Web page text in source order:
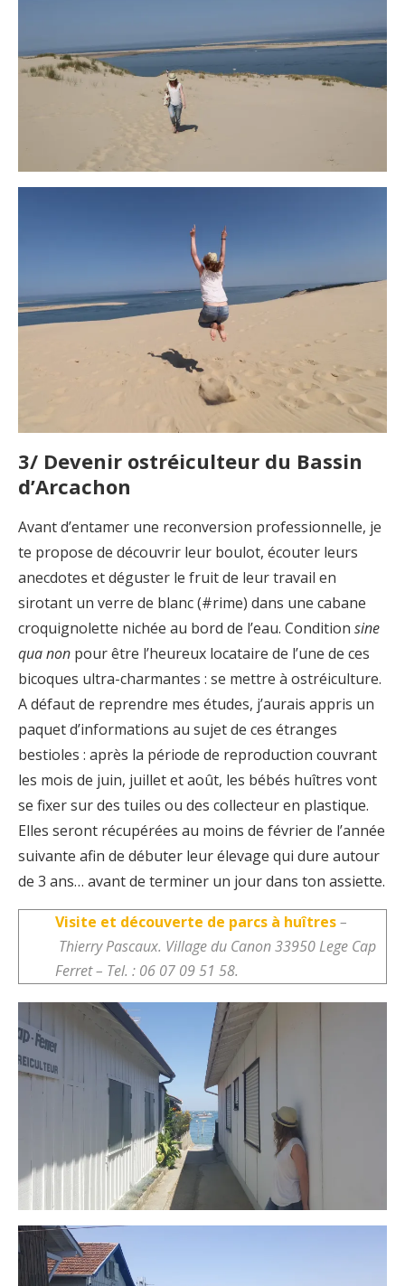
3/ Devenir ostréiculteur du Bassin
d’Arcachon
Avant d’entamer une reconversion professionnelle, je
te propose de découvrir leur boulot, écouter leurs
anecdotes et déguster le fruit de leur travail en
sirotant un verre de blanc (#rime) dans une cabane
croquignolette nichée au bord de l’eau. Condition sine
qua non pour être l’heureux locataire de l’une de ces
bicoques ultra-charmantes : se mettre à ostréiculture.
A défaut de reprendre mes études, j’aurais appris un
paquet d’informations au sujet de ces étranges
bestioles : après la période de reproduction couvrant
les mois de juin, juillet et août, les bébés huîtres vont
se fixer sur des tuiles ou des collecteur en plastique.
Elles seront récupérées au moins de février de l’année
suivante afin de débuter leur élevage qui dure autour
de 3 ans… avant de terminer un jour dans ton assiette.
Visite et découverte de parcs à huîtres–
Thierry Pascaux. Village du Canon 33950 Lege Cap
Ferret – Tel. : 06 07 09 51 58.